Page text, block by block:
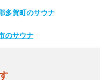
多賀町のサウナ
のサウナ